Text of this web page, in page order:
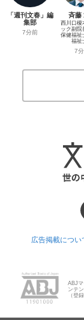
「週刊文春」編
集部
7分前
斉藤
西川口榎
ック副院
保健福祉
福祉
7
広告掲載につい
ABJ
ンテ
（登